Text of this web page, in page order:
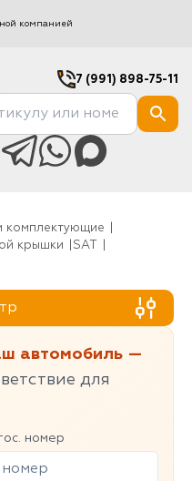
компанией
7 (991) 898-75-11
комплектующие
крышки
SAT
автомобиль —
для
номер